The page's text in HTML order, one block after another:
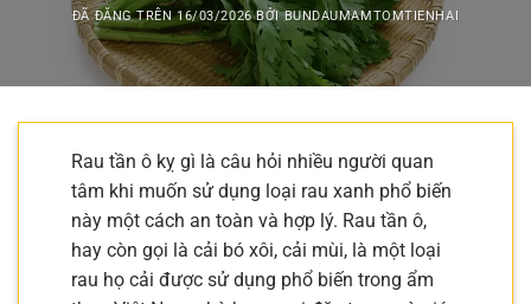
ĐÃ ĐĂNG TRÊN16/03/2026 BỞIBUNDAUMAMTOMTIENHAI
Rau tần ô kỵ gì là câu hỏi nhiều người quan
tâm khi muốn sử dụng loại rau xanh phổ biến
này một cách an toàn và hợp lý. Rau tần ô,
hay còn gọi là cải bó xôi, cải mùi, là một loại
rau họ cải được sử dụng phổ biến trong ẩm